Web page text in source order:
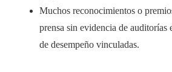
Muchos reconocimientos o
prensa sin evidencia de auditorías
de desempeño vinculadas.